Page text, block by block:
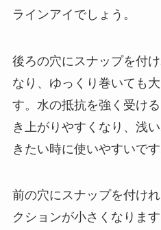
ラインアイでしょう。
後ろの穴にスナップを付
なり、ゆっくり巻いても
す。水の抵抗を強く受け
き上がりやすくなり、浅
きたい時に使いやすいです
前の穴にスナップを付け
クションが小さくなりま